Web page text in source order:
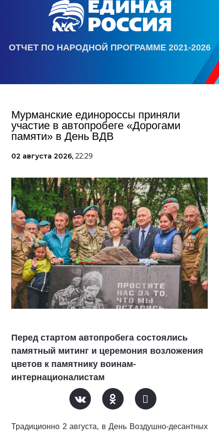
ОТЧЕТ ПО НАРОДНОЙ ПРОГРАММЕ 2021-2026
Мурманские единороссы приняли
участие в автопробеге «Дорогами
памяти» в День ВДВ
02 августа 2026, 22:29
Перед стартом автопробега состоялись
памятный митинг и церемония возложения
цветов к памятнику воинам-
интернационалистам
Традиционно 2 августа, в День Воздушно-десантных